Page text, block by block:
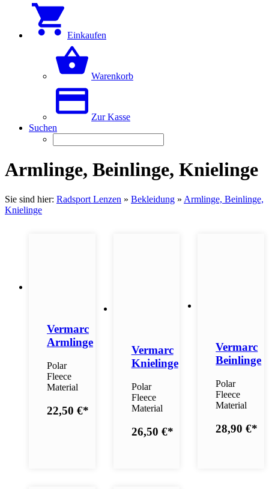
Einkaufen
Warenkorb
Zur Kasse
Suchen
Armlinge, Beinlinge, Knielinge
Sie sind hier: Radsport Lenzen » Bekleidung » Armlinge, Beinlinge,
Knielinge
Vermarc
Armlinge
Polar
Fleece
Material
22,50 €*
Vermarc
Knielinge
Polar
Fleece
Material
26,50 €*
Vermarc
Beinlinge
Polar
Fleece
Material
28,90 €*